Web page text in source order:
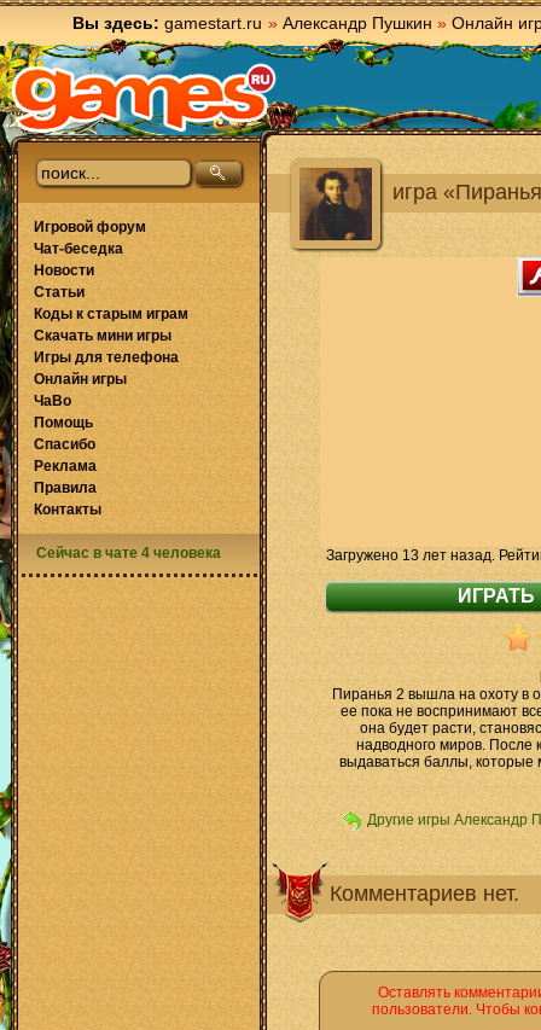
Вы здесь: gamestart.ru » Александр Пушкин » Онлайн
игра
Загружено 13 лет назад.
Пиранья 2 вышла на охоту в
ее пока не воспринимают
она будет расти,
надводного миров. После
выдаваться баллы, которые
Другие игры Александр
Комментариев нет.
Оставлять
пользователи. Чтобы
Игровой форум
Чат-беседка
Новости
Статьи
Коды к старым играм
Скачать мини игры
Игры для телефона
Онлайн игры
ЧаВо
Помощь
Спасибо
Реклама
Правила
Контакты
Сейчас в чате 4 человека